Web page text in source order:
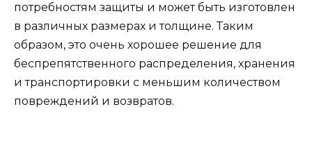
потребностям защиты и может быть изготовлен
в различных размерах и толщине. Таким
образом, это очень хорошее решение для
беспрепятственного распределения, хранения
и транспортировки с меньшим количеством
повреждений и возвратов.